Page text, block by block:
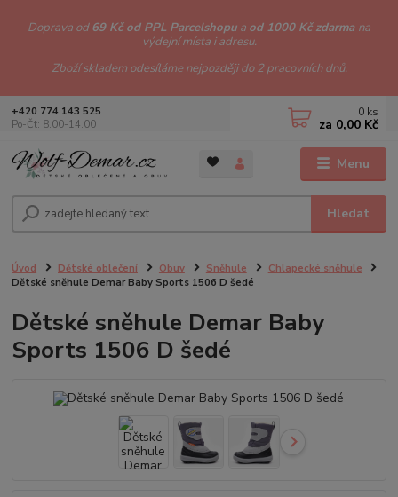
Doprava od69 Kč od PPL Parcelshopu a od 1000 Kč zdarma na
výdejní místa i adresu.
Zboží skladem odesíláme nejpozději do 2 pracovních dnů.
Menu
Hledat
+420 774 143 525
Po-Čt: 8.00-14.00
0 ks
za 0,00 Kč
Úvod Dětské oblečení Obuv Sněhule
Chlapecké sněhule
Dětské sněhule Demar Baby Sports 1506 D šedé
Dětské sněhule Demar Baby
Sports 1506 D šedé